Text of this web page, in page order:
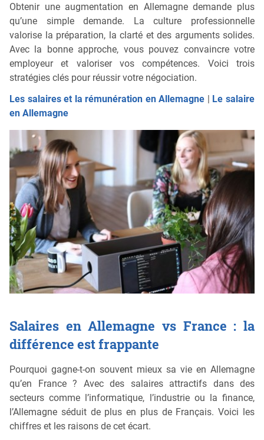
Obtenir une augmentation en Allemagne demande plus
qu’une simple demande. La culture professionnelle
valorise la préparation, la clarté et des arguments solides.
Avec la bonne approche, vous pouvez convaincre votre
employeur et valoriser vos compétences. Voici trois
stratégies clés pour réussir votre négociation.
Les salaires et la rémunération en Allemagne | Le salaire
en Allemagne
Salaires en Allemagne vs France : la
différence est frappante
Pourquoi gagne-t-on souvent mieux sa vie en Allemagne
qu’en France ? Avec des salaires attractifs dans des
secteurs comme l’informatique, l’industrie ou la finance,
l’Allemagne séduit de plus en plus de Français. Voici les
chiffres et les raisons de cet écart.